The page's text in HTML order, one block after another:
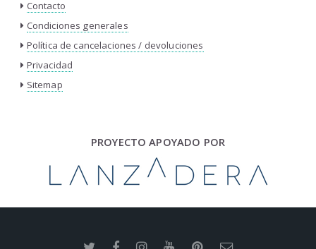
Contacto
Condiciones generales
Política de cancelaciones / devoluciones
Privacidad
Sitemap
PROYECTO APOYADO POR